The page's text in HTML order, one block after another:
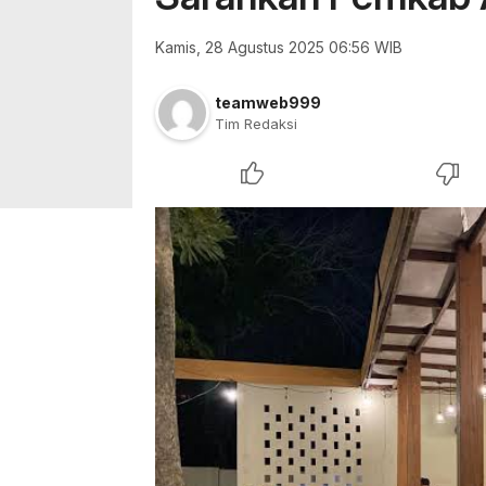
Kamis, 28 Agustus 2025 06:56 WIB
teamweb999
Tim Redaksi